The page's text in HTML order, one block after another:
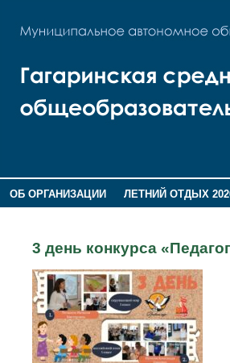
ОБ ОРГАНИЗАЦИИ ЛЕТНИЙ ОТДЫХ
3 день конкурса